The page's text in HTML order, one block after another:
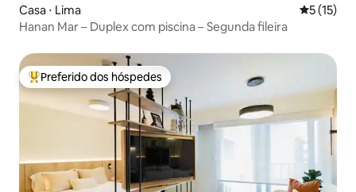
Casa ⋅ Lima 5 de uma
5 (15)
Hanan Mar – Duplex com piscina – Segunda fileira
Entre os melhores preferidos dos hóspedes
Preferido dos hóspedes